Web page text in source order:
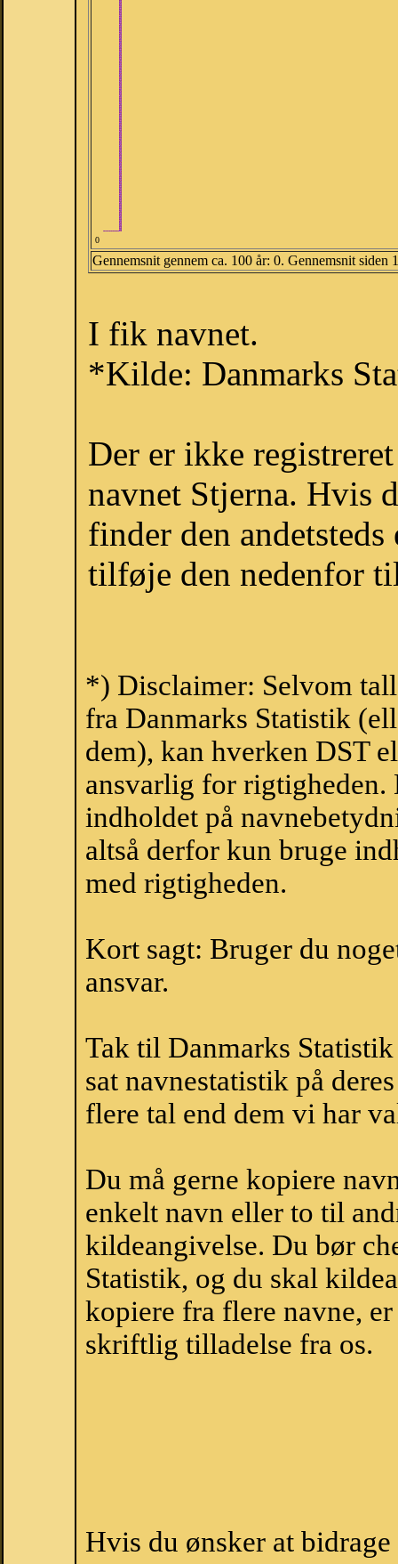
0
Gennemsnit gennem ca. 100 år: 0. Gennemsnit siden
I fik navnet.
*Kilde: Danmarks
Der er ikke
navnet Stjerna. Hvis
finder den
tilføje den nedenfor
*) Disclaimer: Selvom
fra Danmarks Statistik
dem), kan hverken DST
ansvarlig for
indholdet på
altså derfor kun bruge
med rigtigheden.
Kort sagt: Bruger du
ansvar.
Tak til Danmarks
sat navnestatistik på
flere tal end dem vi har
Du må gerne kopiere
enkelt navn eller to til
kildeangivelse. Du bør
Statistik, og du skal
kopiere fra flere navne,
skriftlig tilladelse fra os.
Hvis du ønsker at